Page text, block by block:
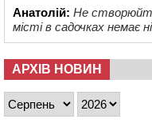
Анатолій: Не
місті в садочках немає
АРХІВ НОВИН